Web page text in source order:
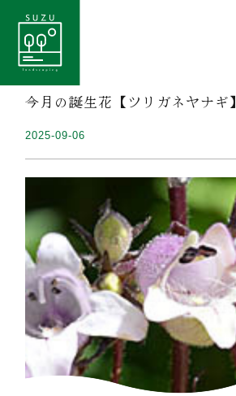
今月の誕生花【ツリガネヤナギ】
2025-09-06